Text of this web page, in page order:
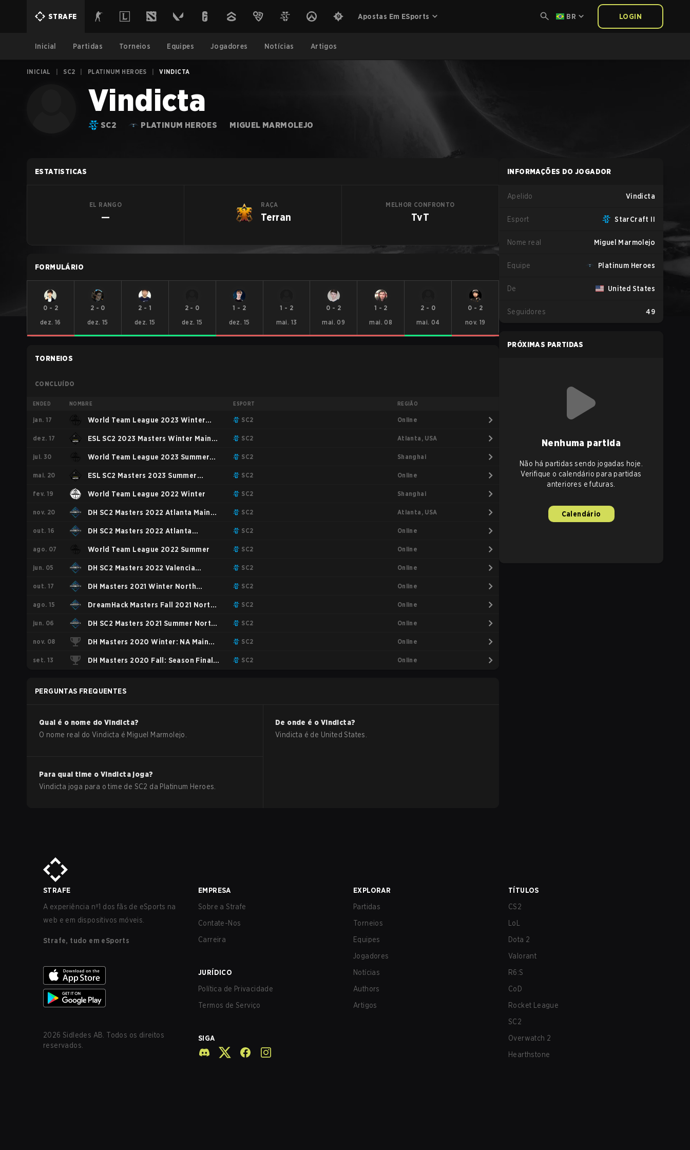
STRAFE Apostas Em ESports BR LOGIN
Inicial Partidas Torneios Equipes Jogadores Notícias Artigos
INICIAL SC2 PLATINUM HEROES VINDICTA
Vindicta
SC2 PLATINUM HEROES MIGUEL MARMOLEJO
ESTATISTICAS
EL RANGO
—
RAÇA
Terran
MELHOR CONFRONTO
TvT
FORMULÁRIO
0 - 2
dez. 16
2 - 0
dez. 15
2 - 1
dez. 15
2 - 0
dez. 15
1 - 2
dez. 15
1 - 2
mai. 13
0 - 2
mai. 09
1 - 2
mai. 08
2 - 0
mai. 04
0 - 2
nov. 19
TORNEIOS
CONCLUÍDO
ENDED NOMBRE ESPORT REGIÃO
jan. 17 World Team League 2023 Winter
Code S
SC2 Online
dez. 17 ESL SC2 2023 Masters Winter Main
Event
SC2 Atlanta, USA
jul. 30 World Team League 2023 Summer
Code S
SC2 Shanghai
mai. 20 ESL SC2 Masters 2023 Summer
Regionals AM
SC2 Online
fev. 19 World Team League 2022 Winter SC2 Shanghai
nov. 20 DH SC2 Masters 2022 Atlanta Main
Event
SC2 Atlanta, USA
out. 16 DH SC2 Masters 2022 Atlanta
Qualifiers NA
SC2 Online
ago. 07 World Team League 2022 Summer SC2 Online
jun. 05 DH SC2 Masters 2022 Valencia
Qualifiers NA
SC2 Online
out. 17 DH Masters 2021 Winter North
America
SC2 Online
ago. 15 DreamHack Masters Fall 2021 North
America
SC2 Online
jun. 06 DH SC2 Masters 2021 Summer North
America
SC2 Online
nov. 08 DH Masters 2020 Winter: NA Main
Event
SC2 Online
set. 13 DH Masters 2020 Fall: Season Finals SC2 Online
PERGUNTAS FREQUENTES
Qual é o nome do Vindicta?
O nome real doVindicta é Miguel Marmolejo
De onde é o Vindicta?
Vindicta é de United States
Para qual time o Vindicta joga?
Vindicta joga para o time de SC2 da Platinum Heroes
INFORMAÇÕES DO JOGADOR
Apelido Vindicta
Esport StarCraft II
Nome real Miguel Marmolejo
Equipe Platinum Heroes
De United States
Seguidores 49
PRÓXIMAS PARTIDAS
Nenhuma partida
Não há partidas sendo jogadas hoje.
Verifique o calendário para partidas
anteriores e futuras.
Calendário
STRAFE
A experiência nº1 dos fãs de eSports na
web e em dispositivos móveis.
Strafe, tudo em eSports
2026 Sidledes AB. Todos os direitos
reservados.
EMPRESA
Sobre a Strafe
Contate-Nos
Carreira
JURÍDICO
Política de Privacidade
Termos de Serviço
SIGA
EXPLORAR
Partidas
Torneios
Equipes
Jogadores
Notícias
Authors
Artigos
TÍTULOS
CS2
LoL
Dota 2
Valorant
R6:S
CoD
Rocket League
SC2
Overwatch 2
Hearthstone